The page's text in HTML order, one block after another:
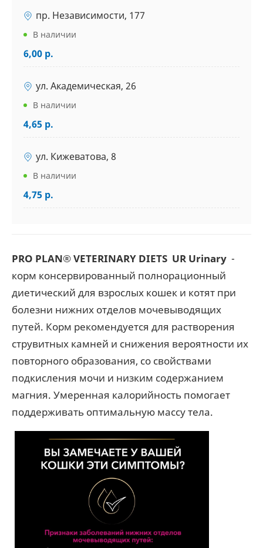
пр. Независимости, 177
В наличии
6,00 р.
ул. Академическая, 26
В наличии
4,65 р.
ул. Кижеватова, 8
В наличии
4,75 р.
PRO PLAN® VETERINARY DIETS UR Urinary -
корм консервированный полнорационный
диетический для взрослых кошек и котят при
болезни нижних отделов мочевыводящих
путей. Корм рекомендуется для растворения
струвитных камней и снижения вероятности их
повторного образования, со свойствами
подкисления мочи и низким содержанием
магния. Умеренная калорийность помогает
поддерживать оптимальную массу тела.